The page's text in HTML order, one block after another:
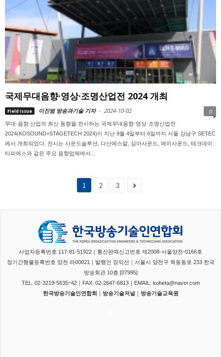
국제무대음향·영상·조명산업전 2024 개최
Field Issue 이진범 방송과기술 기자 - 2024-10-02 0
무대·음향 산업의 최신 동향을 전시하는 국제무대음향·영상·조명산업전
2024(KOSOUND+STAGETECH 2024)이 지난 9월 4일부터 6일까지 서울 강남구 SETEC
에서 개최되었다. 전시는 사운드솔루션, 다산에스알, 삼아사운드, 메이사운드, 테크데이
타피에스와 같은 주요 음향업체에서...
1 2 3
사업자등록번호 117-81-51922｜통신판매신고번호 제2008-서울양천-0166호
정기간행물등록번호 양천 라00021｜발행인 장익선｜서울시 양천구 목동동로 233 한국
방송회관 10층 [07995]
TEL. 02-3219-5635~42｜FAX. 02-2647-6813｜EMAIL. kobeta@naver.com
한국방송기술인연합회 ｜ 방송기술저널 ｜ 방송기술교육원